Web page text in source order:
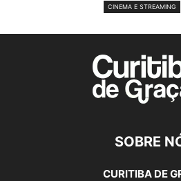
CINEMA E STREAMING
SOBRE
CURITIBA DE